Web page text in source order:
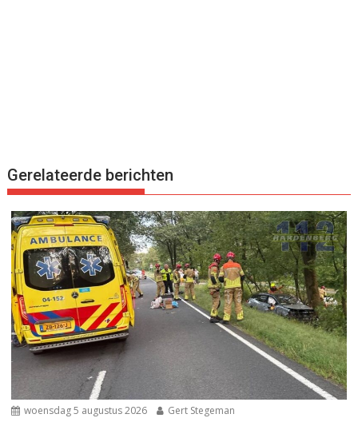
Gerelateerde berichten
woensdag 5 augustus 2026 Gert Stegeman